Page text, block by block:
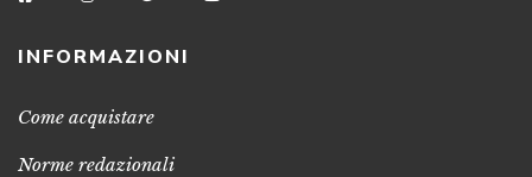
INFORMAZIONI
Come acquistare
Norme redazionali